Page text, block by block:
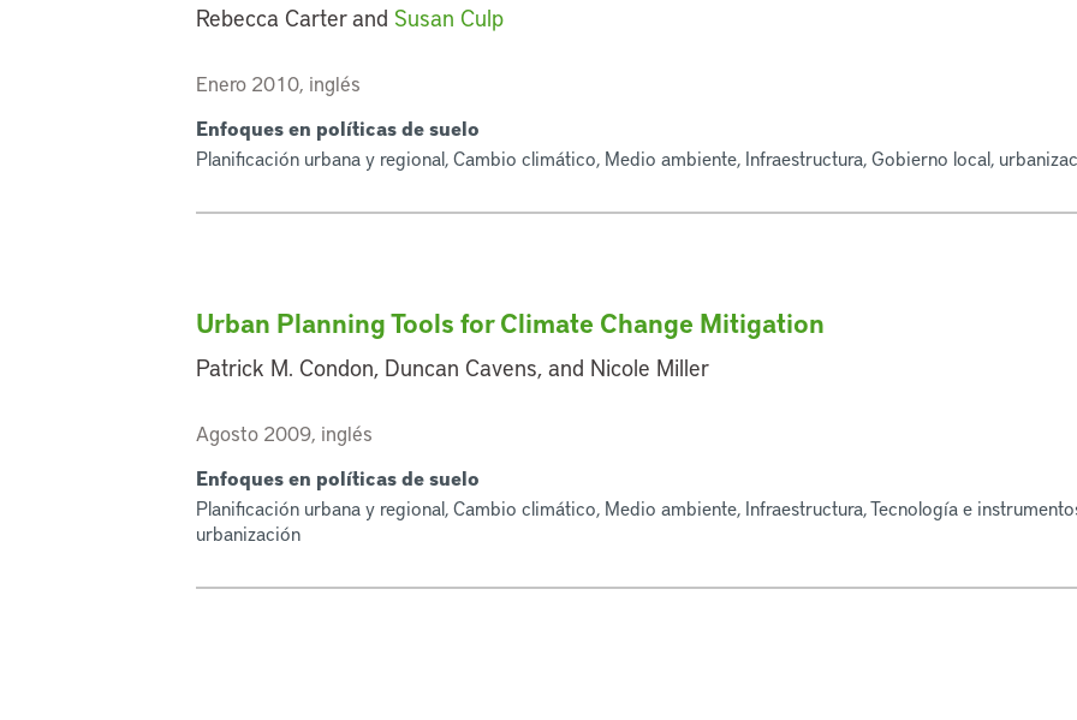
Rebecca Carter and Susan Culp
Enero 2010, inglés
Enfoques en políticas de suelo
Planificación urbana y regional, Cambio climático, Medio ambiente, Infraestructura, Gobierno local,
Urban Planning Tools for Climate Change Mitigation
Patrick M. Condon, Duncan Cavens, and Nicole Miller
Agosto 2009, inglés
Enfoques en políticas de suelo
Planificación urbana y regional, Cambio climático, Medio ambiente, Infraestructura, Tecnología e
urbanización